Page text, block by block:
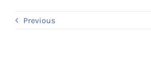
Previous